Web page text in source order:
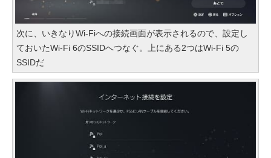
次に、いきなりWi-Fiへの接続画面が表示されるので、設定し
ておいたWi-Fi 6のSSIDへつなぐ。上にある2つはWi-Fi 5の
SSIDだ